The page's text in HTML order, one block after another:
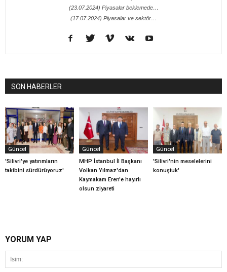
(23.07.2024) Piyasalar beklemede…
(17.07.2024) Piyasalar ve sektör…
SON HABERLER
Güncel
'Silivri'ye yatırımların
takibini sürdürüyoruz'
Güncel
MHP İstanbul İl Başkanı
Volkan Yılmaz'dan
Kaymakam Eren'e hayırlı
olsun ziyareti
Güncel
'Silivri'nin meselelerini
konuştuk'
YORUM YAP